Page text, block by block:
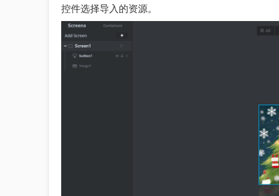
控件选择导入的资源。